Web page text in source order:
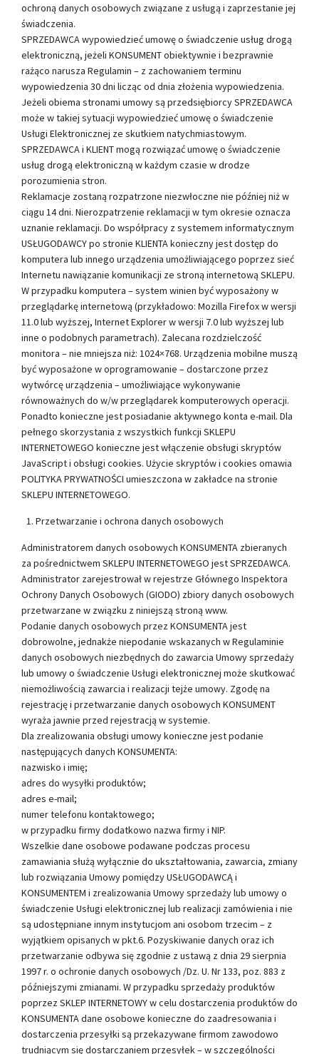
ochroną danych osobowych związane z usługą i zaprzestanie jej
świadczenia.
SPRZEDAWCA wypowiedzieć umowę o świadczenie usług drogą
elektroniczną, jeżeli KONSUMENT obiektywnie i bezprawnie
rażąco narusza Regulamin – z zachowaniem terminu
wypowiedzenia 30 dni licząc od dnia złożenia wypowiedzenia.
Jeżeli obiema stronami umowy są przedsiębiorcy SPRZEDAWCA
może w takiej sytuacji wypowiedzieć umowę o świadczenie
Usługi Elektronicznej ze skutkiem natychmiastowym.
SPRZEDAWCA i KLIENT mogą rozwiązać umowę o świadczenie
usług drogą elektroniczną w każdym czasie w drodze
porozumienia stron.
Reklamacje zostaną rozpatrzone niezwłoczne nie później niż w
ciągu 14 dni. Nierozpatrzenie reklamacji w tym okresie oznacza
uznanie reklamacji. Do współpracy z systemem informatycznym
USŁUGODAWCY po stronie KLIENTA konieczny jest dostęp do
komputera lub innego urządzenia umożliwiającego poprzez sieć
Internetu nawiązanie komunikacji ze stroną internetową SKLEPU.
W przypadku komputera – system winien być wyposażony w
przeglądarkę internetową (przykładowo: Mozilla Firefox w wersji
11.0 lub wyższej, Internet Explorer w wersji 7.0 lub wyższej lub
inne o podobnych parametrach). Zalecana rozdzielczość
monitora – nie mniejsza niż: 1024×768. Urządzenia mobilne muszą
być wyposażone w oprogramowanie – dostarczone przez
wytwórcę urządzenia – umożliwiające wykonywanie
równoważnych do w/w przeglądarek komputerowych operacji.
Ponadto konieczne jest posiadanie aktywnego konta e-mail. Dla
pełnego skorzystania z wszystkich funkcji SKLEPU
INTERNETOWEGO konieczne jest włączenie obsługi skryptów
JavaScript i obsługi cookies. Użycie skryptów i cookies omawia
POLITYKA PRYWATNOŚCI umieszczona w zakładce na stronie
SKLEPU INTERNETOWEGO.
Przetwarzanie i ochrona danych osobowych
Administratorem danych osobowych KONSUMENTA zbieranych
za pośrednictwem SKLEPU INTERNETOWEGO jest SPRZEDAWCA.
Administrator zarejestrował w rejestrze Głównego Inspektora
Ochrony Danych Osobowych (GIODO) zbiory danych osobowych
przetwarzane w związku z niniejszą stroną www.
Podanie danych osobowych przez KONSUMENTA jest
dobrowolne, jednakże niepodanie wskazanych w Regulaminie
danych osobowych niezbędnych do zawarcia Umowy sprzedaży
lub umowy o świadczenie Usługi elektronicznej może skutkować
niemożliwością zawarcia i realizacji tejże umowy. Zgodę na
rejestrację i przetwarzanie danych osobowych KONSUMENT
wyraża jawnie przed rejestracją w systemie.
Dla zrealizowania obsługi umowy konieczne jest podanie
następujących danych KONSUMENTA:
nazwisko i imię;
adres do wysyłki produktów;
adres e-mail;
numer telefonu kontaktowego;
w przypadku firmy dodatkowo nazwa firmy i NIP.
Wszelkie dane osobowe podawane podczas procesu
zamawiania służą wyłącznie do ukształtowania, zawarcia, zmiany
lub rozwiązania Umowy pomiędzy USŁUGODAWCĄ i
KONSUMENTEM i zrealizowania Umowy sprzedaży lub umowy o
świadczenie Usługi elektronicznej lub realizacji zamówienia i nie
są udostępniane innym instytucjom ani osobom trzecim – z
wyjątkiem opisanych w pkt.6. Pozyskiwanie danych oraz ich
przetwarzanie odbywa się zgodnie z ustawą z dnia 29 sierpnia
1997 r. o ochronie danych osobowych /Dz. U. Nr 133, poz. 883 z
późniejszymi zmianami. W przypadku sprzedaży produktów
poprzez SKLEP INTERNETOWY w celu dostarczenia produktów do
KONSUMENTA dane osobowe konieczne do zaadresowania i
dostarczenia przesyłki są przekazywane firmom zawodowo
trudniącym się dostarczaniem przesyłek – w szczególności